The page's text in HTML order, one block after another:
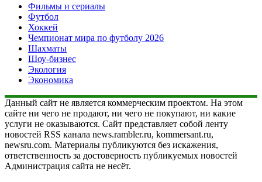
Фильмы и сериалы
Футбол
Хоккей
Чемпионат мира по футболу 2026
Шахматы
Шоу-бизнес
Экология
Экономика
Данный сайт не является коммерческим проектом. На этом
сайте ни чего не продают, ни чего не покупают, ни какие
услуги не оказываются. Сайт представляет собой ленту
новостей RSS канала news.rambler.ru, kommersant.ru,
newsru.com. Материалы публикуются без искажения,
ответственность за достоверность публикуемых новостей
Администрация сайта не несёт.